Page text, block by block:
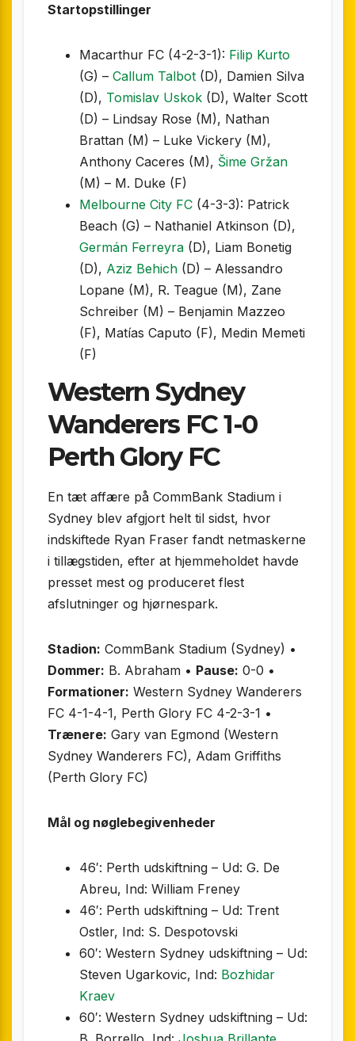
Startopstillinger
Macarthur FC (4-2-3-1): Filip Kurto
(G) – Callum Talbot (D), Damien Silva
(D), Tomislav Uskok (D), Walter Scott
(D) – Lindsay Rose (M), Nathan
Brattan (M) – Luke Vickery (M),
Anthony Caceres (M), Šime Gržan
(M) – M. Duke (F)
Melbourne City FC (4-3-3): Patrick
Beach (G) – Nathaniel Atkinson (D),
Germán Ferreyra (D), Liam Bonetig
(D), Aziz Behich (D) – Alessandro
Lopane (M), R. Teague (M), Zane
Schreiber (M) – Benjamin Mazzeo
(F), Matías Caputo (F), Medin Memeti
(F)
Western Sydney
Wanderers FC 1-0
Perth Glory FC
En tæt affære på CommBank Stadium i
Sydney blev afgjort helt til sidst, hvor
indskiftede Ryan Fraser fandt netmaskerne
i tillægstiden, efter at hjemmeholdet havde
presset mest og produceret flest
afslutninger og hjørnespark.
Stadion: CommBank Stadium (Sydney) •
Dommer: B. Abraham • Pause: 0-0 •
Formationer: Western Sydney Wanderers
FC 4-1-4-1, Perth Glory FC 4-2-3-1 •
Trænere: Gary van Egmond (Western
Sydney Wanderers FC), Adam Griffiths
(Perth Glory FC)
Mål og nøglebegivenheder
46′: Perth udskiftning – Ud: G. De
Abreu, Ind: William Freney
46′: Perth udskiftning – Ud: Trent
Ostler, Ind: S. Despotovski
60′: Western Sydney udskiftning – Ud:
Steven Ugarkovic, Ind: Bozhidar
Kraev
60′: Western Sydney udskiftning – Ud: